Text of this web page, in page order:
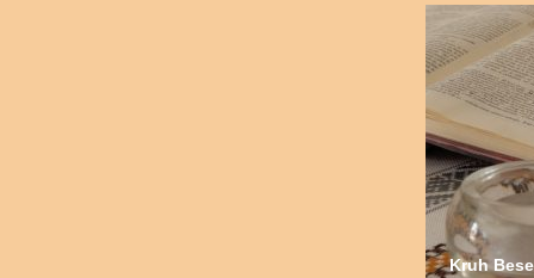
Kruh